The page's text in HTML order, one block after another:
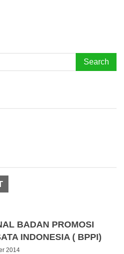
BADAN PROMOSI
INDONESIA ( BPPI)
2014